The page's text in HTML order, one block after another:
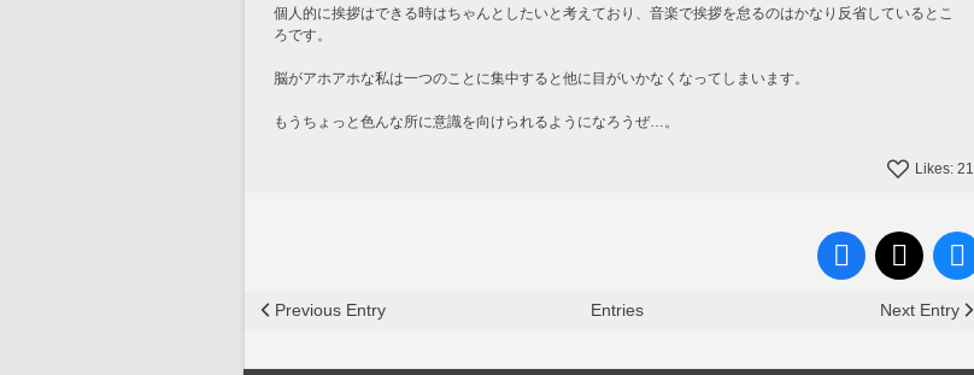
個人的に挨拶はできる時はちゃんとしたいと考えており、音楽で挨拶を怠るのはかなり反省しているとこ
ろです。
脳がアホアホな私は一つのことに集中すると他に目がいかなくなってしまいます。
もうちょっと色んな所に意識を向けられるようになろうぜ…。
Likes: 21
Previous Entry Entries Next Entry